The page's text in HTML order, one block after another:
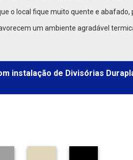
o local fique muito quente e abafado,
um ambiente agradável
instalação de Divisórias